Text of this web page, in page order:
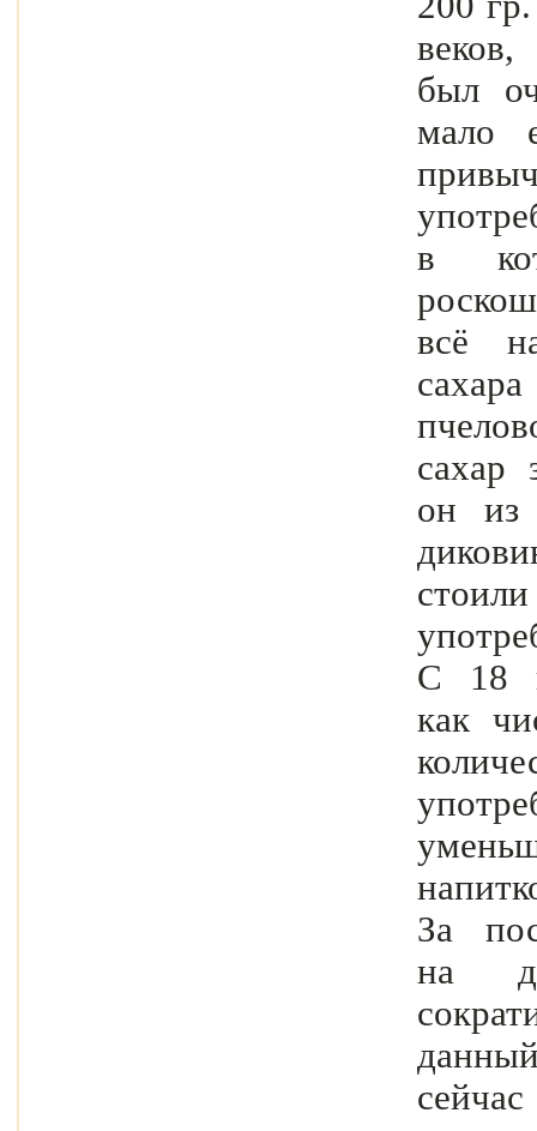
был
мало
в
всё
сахар
он из
С 18
как
За
на